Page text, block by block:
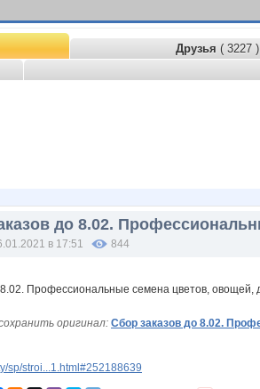
Друзья ( 3227 )
до 8.02.
в 17:51 844
оригинал: Сбор заказов до 8.02.
sp/stroi...1.html#252188639